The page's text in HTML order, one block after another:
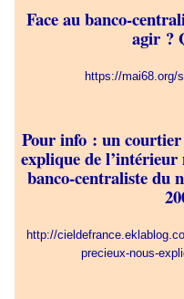
Face au banco-
agir ?
https://mai68.org/
Pour info : un courtier
explique de
banco-centraliste du
http://
precieux-nous-